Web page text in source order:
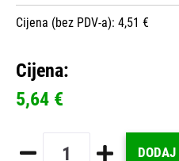
Cijena (bez PDV-a): 4,51 €
Cijena:
5,64 €
DODAJ